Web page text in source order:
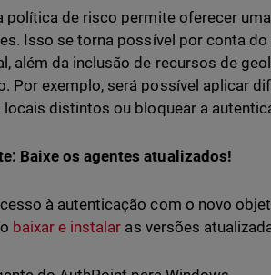
política de risco permite oferecer
Isso se torna possível por conta
além da inclusão de recursos de
Por exemplo, será possível aplicar
locais distintos ou bloquear a
Baixe os agentes atualizados!
à autenticação com o novo
baixar e instalar as versões